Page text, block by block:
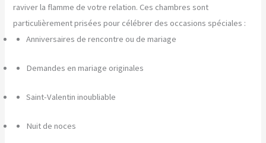
raviver la flamme de votre relation. Ces chambres sont
particulièrement prisées pour célébrer des occasions spéciales :
Anniversaires de rencontre ou de mariage
Demandes en mariage originales
Saint-Valentin inoubliable
Nuit de noces